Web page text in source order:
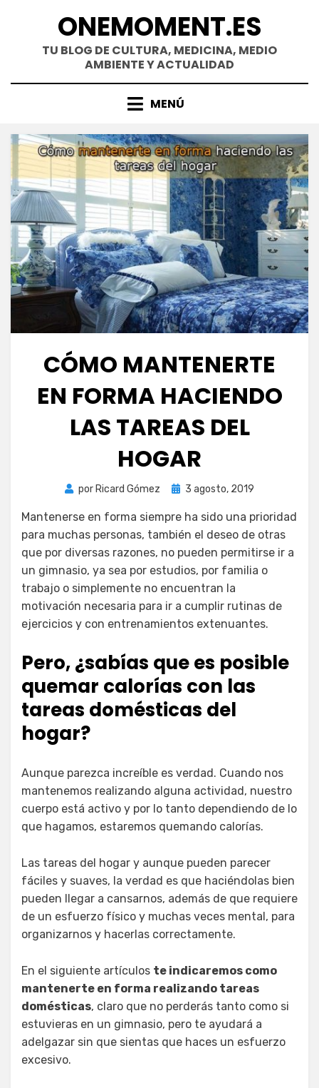
contenido ONEMOMENT.ES
TU BLOG DE CULTURA, MEDICINA, MEDIO
AMBIENTE Y ACTUALIDAD
MENÚ
CÓMO MANTENERTE
EN FORMA HACIENDO
LAS TAREAS DEL
HOGAR
por Ricard Gómez
Publicada
3 agosto, 2019
Mantenerse en forma siempre ha sido una prioridad
para muchas personas, también el deseo de otras
que por diversas razones, no pueden permitirse ir a
un gimnasio, ya sea por estudios, por familia o
trabajo o simplemente no encuentran la
motivación necesaria para ir a cumplir rutinas de
ejercicios y con entrenamientos extenuantes.
Pero, ¿sabías que es posible
quemar calorías con las
tareas domésticas del
hogar?
Aunque parezca increíble es verdad. Cuando nos
mantenemos realizando alguna actividad, nuestro
cuerpo está activo y por lo tanto dependiendo de lo
que hagamos, estaremos quemando calorías.
Las tareas del hogar y aunque pueden parecer
fáciles y suaves, la verdad es que haciéndolas bien
pueden llegar a cansarnos, además de que requiere
de un esfuerzo físico y muchas veces mental, para
organizarnos y hacerlas correctamente.
En el siguiente artículos te indicaremos como
mantenerte en forma realizando tareas
domésticas, claro que no perderás tanto como si
estuvieras en un gimnasio, pero te ayudará a
adelgazar sin que sientas que haces un esfuerzo
excesivo.